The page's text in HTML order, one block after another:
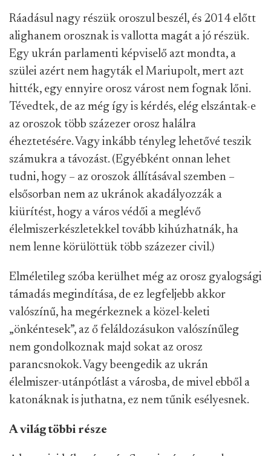
Ráadásul nagy részük oroszul beszél, és 2014 előtt
alighanem orosznak is vallotta magát a jó részük.
Egy ukrán parlamenti képviselő azt mondta, a
szülei azért nem hagyták el Mariupolt, mert azt
hitték, egy ennyire orosz várost nem fognak lőni.
Tévedtek, de az még így is kérdés, elég elszántak-e
az oroszok több százezer orosz halálra
éheztetésére. Vagy inkább tényleg lehetővé teszik
számukra a távozást. (Egyébként onnan lehet
tudni, hogy – az oroszok állításával szemben –
elsősorban nem az ukránok akadályozzák a
kiürítést, hogy a város védői a meglévő
élelmiszerkészletekkel tovább kihúzhatnák, ha
nem lenne körülöttük több százezer civil.)
Elméletileg szóba kerülhet még az orosz gyalogsági
támadás megindítása, de ez legfeljebb akkor
valószínű, ha megérkeznek a közel-keleti
„önkéntesek”, az ő feláldozásukon valószínűleg
nem gondolkoznak majd sokat az orosz
parancsnokok. Vagy beengedik az ukrán
élelmiszer-utánpótlást a városba, de mivel ebből a
katonáknak is juthatna, ez nem tűnik esélyesnek.
A világ többi része